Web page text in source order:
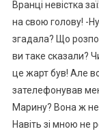
Вранці невістка
на свою голову! -
згадала? Що
ви таке сказали?
це жарт був! Але
зателефонував
Марину? Вона ж не
Навіть зі мною не